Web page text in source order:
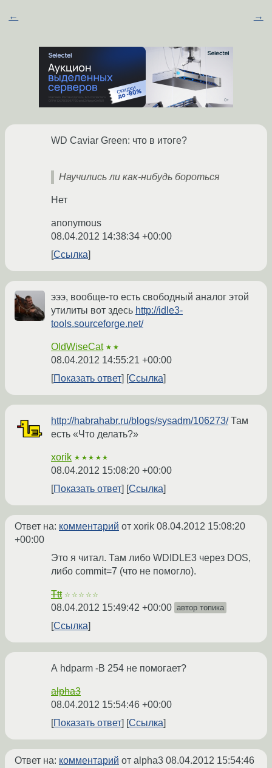
← →
WD Caviar Green: что в итоге?
Научились ли как-нибудь бороться
Нет
anonymous
08.04.2012 14:38:34 +00:00
Ссылка
эээ, вообще-то есть свободный аналог этой
утилиты вот здесь http://idle3-
tools.sourceforge.net/
OldWiseCat ★★
08.04.2012 14:55:21 +00:00
Показать ответ
Ссылка
http://habrahabr.ru/blogs/sysadm/106273/Там
есть «Что делать?»
xorik ★★★★★
08.04.2012 15:08:20 +00:00
Показать ответ
Ссылка
Ответ на: комментарий от xorik 08.04.2012 15:08:20
+00:00
Это я читал. Там либо WDIDLE3 через DOS,
либо commit=7 (что не помогло).
Ttt ☆☆☆☆☆
08.04.2012 15:49:42 +00:00 автор топика
Ссылка
А hdparm -B 254 не помогает?
alpha3
08.04.2012 15:54:46 +00:00
Показать ответ
Ссылка
Ответ на: комментарий от alpha3 08.04.2012 15:54:46